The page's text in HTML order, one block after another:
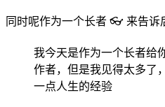
同时呢作为一个长者 👓 来告诉
我今天是作为一个长者给
作者，但是我见得太多了
一点人生的经验